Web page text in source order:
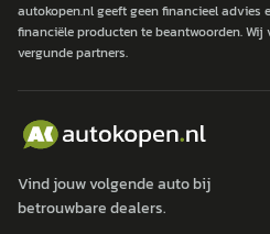
autokopen.nl geeft geen financieel advies
financiële producten te beantwoorden. Wij
vergunde partners.
Vind jouw volgende auto bij
betrouwbare dealers.